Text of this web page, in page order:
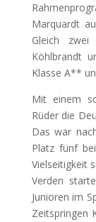
Marquardt
Gleich
Köhlbrandt
Klasse A**
Mit einem
Rüder die
Das war
Platz fünf
Vielseitigkeit
Verden
Junioren im
Zeitspringen